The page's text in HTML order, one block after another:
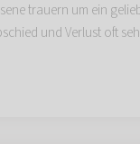
trauern um ein
und Verlust oft